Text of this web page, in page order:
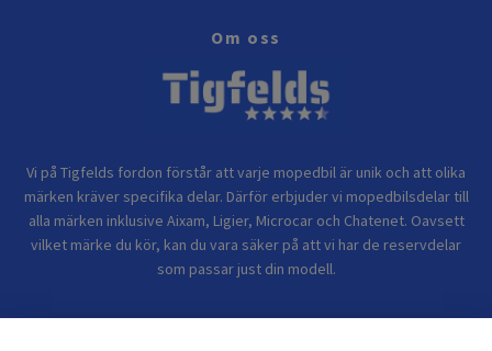
Om oss
Vi på Tigfelds fordon förstår att varje mopedbil är unik och att olika
märken kräver specifika delar. Därför erbjuder vi mopedbilsdelar till
alla märken inklusive Aixam, Ligier, Microcar och Chatenet. Oavsett
vilket märke du kör, kan du vara säker på att vi har de reservdelar
som passar just din modell.